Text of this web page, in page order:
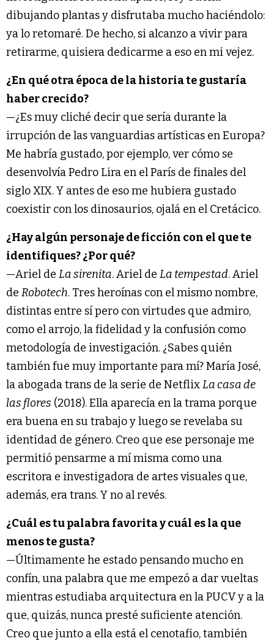
dibujando plantas y disfrutaba mucho haciéndolo:
ya lo retomaré. De hecho, si alcanzo a vivir para
retirarme, quisiera dedicarme a eso en mi vejez.
¿En qué otra época de la historia te gustaría
haber crecido?
—¿Es muy cliché decir que sería durante la
irrupción de las vanguardias artísticas en Europa?
Me habría gustado, por ejemplo, ver cómo se
desenvolvía Pedro Lira en el París de finales del
siglo XIX. Y antes de eso me hubiera gustado
coexistir con los dinosaurios, ojalá en el Cretácico.
¿Hay algún personaje de ficción con el que te
identifiques? ¿Por qué?
—Ariel de La sirenita. Ariel de La tempestad. Ariel
de Robotech. Tres heroínas con el mismo nombre,
distintas entre sí pero con virtudes que admiro,
como el arrojo, la fidelidad y la confusión como
metodología de investigación. ¿Sabes quién
también fue muy importante para mí? María José,
la abogada trans de la serie de NetflixLa casa de
las flores (2018). Ella aparecía en la trama porque
era buena en su trabajo y luego se revelaba su
identidad de género. Creo que ese personaje me
permitió pensarme a mí misma como una
escritora e investigadora de artes visuales que,
además, era trans. Y no al revés.
¿Cuál es tu palabra favorita y cuál es la que
menos te gusta?
—Últimamente he estado pensando mucho en
confín, una palabra que me empezó a dar vueltas
mientras estudiaba arquitectura en la PUCV y a la
que, quizás, nunca presté suficiente atención.
Creo que junto a ella está el cenotafio, también